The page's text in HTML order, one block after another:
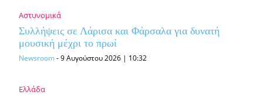
Αστυνομικά
Συλλήψεις σε Λάρισα και Φάρσαλα για δυνατή
μουσική μέχρι το πρωί
Newsroom-9 Αυγούστου 2026 | 10:32
Ελλάδα